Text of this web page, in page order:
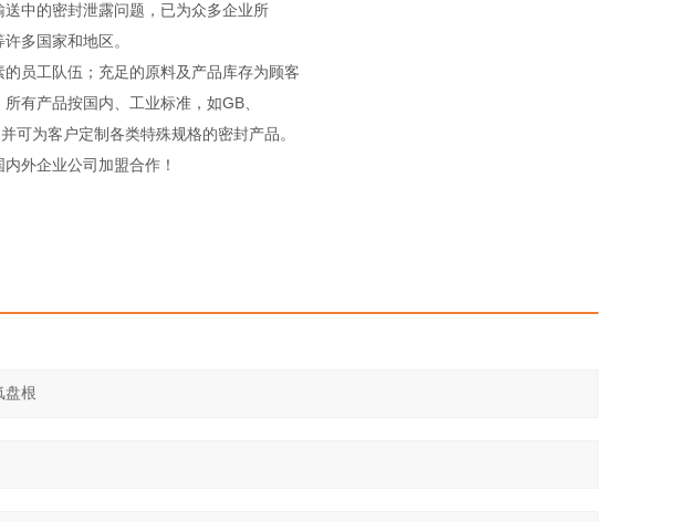
中的密封泄露问题，已为众多企业所
许多国家和地区。
员工队伍；充足的原料及产品库存为顾客
有产品按国内、工业标准，如GB、
可为客户定制各类特殊规格的密封产品。
外企业公司加盟合作！